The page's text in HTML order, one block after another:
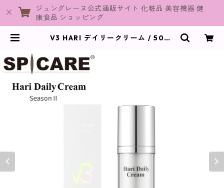
ジュングレーヌ公式通販サイト 化粧品 美容機器 健
康食品 ショッピング
V3 HARI デイリークリーム / 50ml